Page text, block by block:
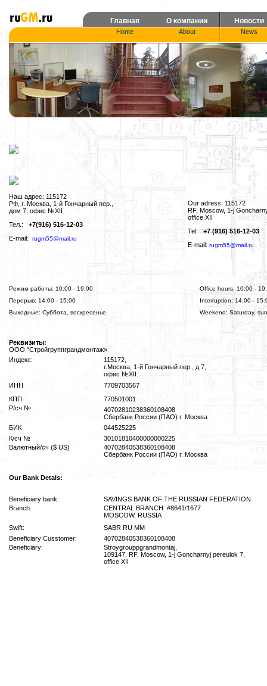
Главная
Home
О компании
About
Новости
News
Наш адрес: 115172
РФ, г. Москва, 1-й Гончарный пер.,
дом 7, офис №XII
Тел.:
+7(916) 516-12-03
E-mail: rugm55@mail.ru
Our adress: 115172
RF, Moscow, 1-j
office XII
Tel:+7 (916) 516-12-03
E-mail: rugm55@mail.ru
Режим работы: 10:00 - 19:00
Office hours: 10:00 -
Перерыв: 14:00 - 15:00
Interruption: 14:00 -
Выходные: Суббота, воскресенье
Weekend: Saturday,
Реквизиты:
ООО "Стройгруппграндмонтаж»
Индекс:
115172,
г.Москва, 1-й Гончарный пер., д.7,
офис №XII.
ИНН
КПП
7709703567
770501001
Р/сч №
40702810238360108408
Сбербанк России (ПАО) г. Москва
БИК
044525225
К/сч №
30101810400000000225
Валютный/сч ($ US)
40702840538360108408
Сбербанк России (ПАО) г. Москва
Our Bank Detals:
Beneficiary bank:
SAVINGS BANK OF THE RUSSIAN FEDERATION
Branch:
CENTRAL BRANCH #8641/1677
MOSCOW, RUSSIA
Swift:
SABR RU MM
Beneficiary Cusstomer:
40702840538360108408
Beneficiary:
Stroygrouppgrandmontaj,
109147, RF, Moscow, 1-j Goncharnyj pereulok 7,
office XII